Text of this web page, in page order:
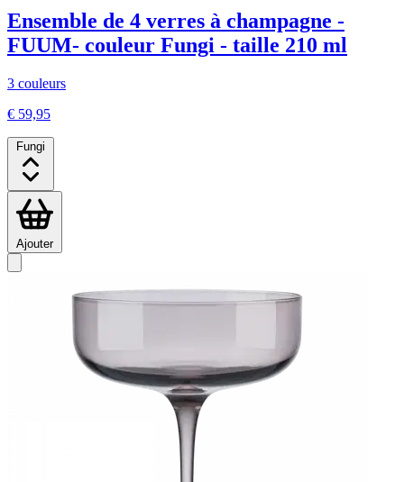
Ensemble de 4 verres à champagne -
FUUM- couleur Fungi - taille 210 ml
3 couleurs
€ 59,95
Fungi
Ajouter